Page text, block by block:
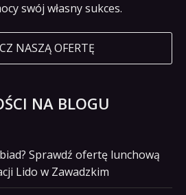
swój własny sukces.
NASZĄ OFERTĘ
NA BLOGU
Sprawdź ofertę lunchową
Lido w Zawadzkim